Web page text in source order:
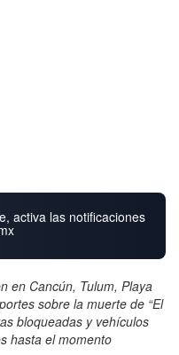
activa las notificaciones
en Cancún, Tulum, Playa
sobre la muerte de “El
bloqueadas y vehículos
hasta el momento